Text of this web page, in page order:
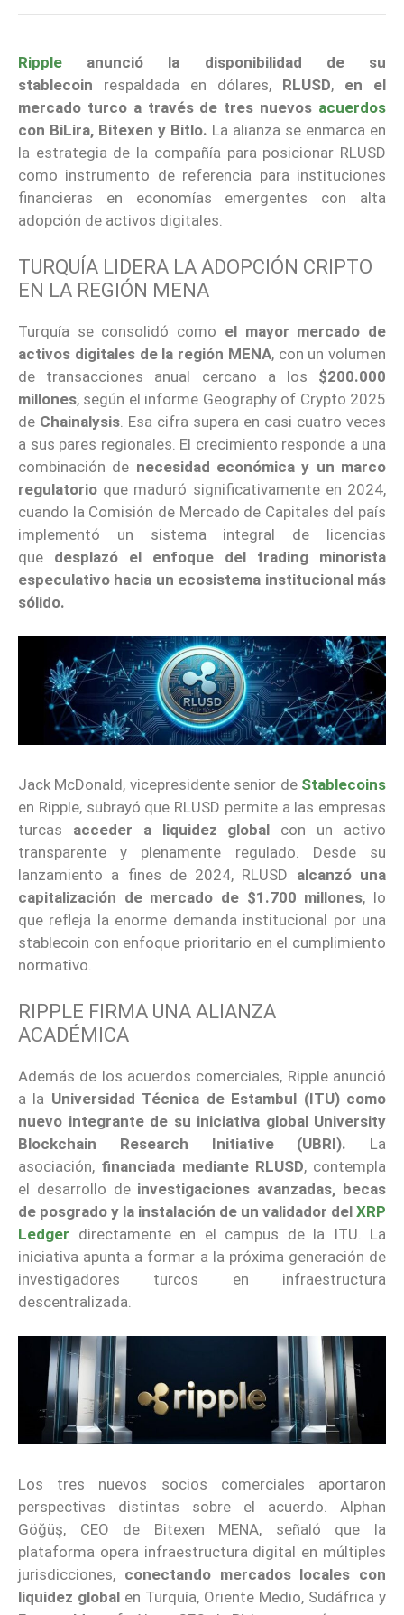
Ripple
anunció la disponibilidad de su
stablecoin respaldada en dólares, RLUSD, en el
mercado turco a través de tres nuevos acuerdos
con BiLira, Bitexen y Bitlo. La alianza se enmarca en
la estrategia de la compañía para posicionar RLUSD
como instrumento de referencia para instituciones
financieras en economías emergentes con alta
adopción de activos digitales.
TURQUÍA LIDERA LA ADOPCIÓN CRIPTO
EN LA REGIÓN MENA
Turquía se consolidó como el mayor mercado de
activos digitales de la región MENA, con un volumen
de transacciones anual cercano a los $200.000
millones, según el informe Geography of Crypto 2025
de Chainalysis . Esa cifra supera en casi cuatro veces
a sus pares regionales. El crecimiento responde a una
combinación de necesidad económica y un marco
regulatorio que maduró significativamente en 2024,
cuando la Comisión de Mercado de Capitales del país
implementó un sistema integral de licencias
que desplazó el enfoque del trading minorista
especulativo hacia un ecosistema institucional más
sólido.
Jack McDonald, vicepresidente senior de Stablecoins
en Ripple, subrayó que RLUSD permite a las empresas
turcas acceder a liquidez global con un activo
transparente y plenamente regulado. Desde su
lanzamiento a fines de 2024, RLUSD alcanzó una
capitalización de mercado de $1.700 millones, lo
que refleja la enorme demanda institucional por una
stablecoin con enfoque prioritario en el cumplimiento
normativo.
RIPPLE FIRMA UNA ALIANZA
ACADÉMICA
Además de los acuerdos comerciales, Ripple anunció
a la Universidad Técnica de Estambul (ITU) como
nuevo integrante de su iniciativa global University
Blockchain Research Initiative (UBRI). La
asociación, financiada mediante RLUSD, contempla
el desarrollo de investigaciones avanzadas, becas
de posgrado y la instalación de un validador del XRP
Ledger directamente en el campus de la ITU. La
iniciativa apunta a formar a la próxima generación de
investigadores turcos en infraestructura
descentralizada.
Los tres nuevos socios comerciales aportaron
perspectivas distintas sobre el acuerdo. Alphan
Göğüş, CEO de Bitexen MENA, señaló que la
plataforma opera infraestructura digital en múltiples
jurisdicciones, conectando mercados locales con
liquidez global en Turquía, Oriente Medio, Sudáfrica y